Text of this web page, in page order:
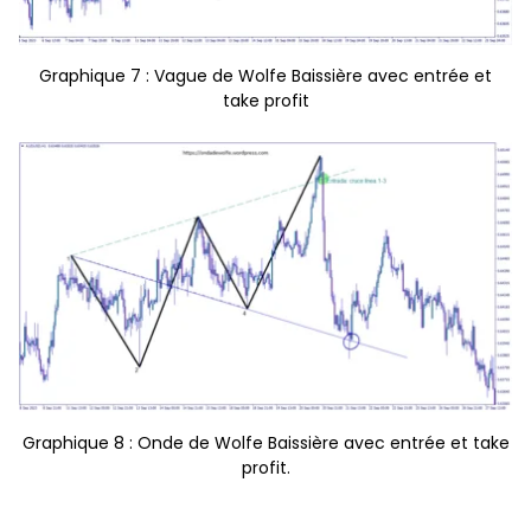
Graphique 7 : Vague de Wolfe Baissière avec entrée et
take profit
Graphique 8 : Onde de Wolfe Baissière avec entrée et take
profit.